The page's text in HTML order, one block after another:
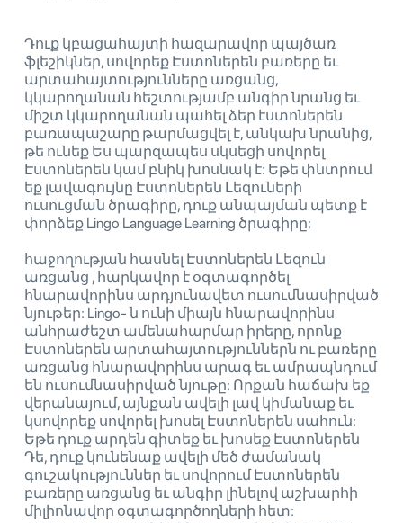
Դուք կբացահայտի հազարավոր պայծառ
ֆլեշիկներ, սովորեք Էստոներեն բառերը եւ
արտահայտությունները առցանց,
կկարողանան հեշտությամբ անգիր նրանց եւ
միշտ կկարողանան պահել ձեր էստոներեն
բառապաշարը թարմացվել է, անկախ նրանից,
թե ունեք Ես պարզապես սկսեցի սովորել
Էստոներեն կամ բնիկ խոսնակ է: Եթե ​​փնտրում
եք լավագույնը Էստոներեն Լեզուների
ուսուցման ծրագիրը, դուք անպայման պետք է
փորձեք Lingo Language Learning ծրագիրը:
հաջողության հասնել Էստոներեն Լեզուն
առցանց , հարկավոր է օգտագործել
հնարավորինս արդյունավետ ուսումնասիրված
նյութեր: Lingo- ն ունի միայն հնարավորինս
անհրաժեշտ ամենահարմար իրերը, որոնք
Էստոներեն արտահայտություններն ու բառերը
առցանց հնարավորինս արագ եւ ամրապնդում
են ուսումնասիրված նյութը: Որքան հաճախ եք
վերանայում, այնքան ավելի լավ կիմանաք եւ
կսովորեք սովորել խոսել Էստոներեն սահուն:
Եթե ​​դուք արդեն գիտեք եւ խոսեք Էստոներեն
Դե, դուք կունենաք ավելի մեծ ժամանակ
գուշակություններ եւ սովորում Էստոներեն
բառերը առցանց եւ անգիր լինելով աշխարհի
միլիոնավոր օգտագործողների հետ: